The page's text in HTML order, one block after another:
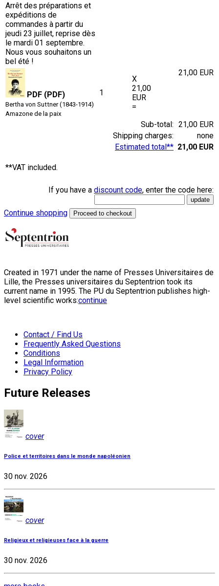
Arrêt des préparations et
expéditions de
commandes à partir du
jeudi 23 juillet, reprise dès
le mardi 01 septembre.
Nous vous souhaitons un
bel été !
PDF (PDF)
Bertha von Suttner (1843-1914)
Amazone de la paix
1
X
21,00
EUR
=
21,00 EUR
Sub-total: 21,00 EUR
Shipping charges:
none
Estimated total** 21,00 EUR
**VAT included.
If you have a discount code, enter the code here:
Continue shopping Proceed to checkout
Created in 1971 under the name of Presses Universitaires de
Lille, the Presses universitaires du Septentrion took its
current name in 1995. The PU du Septentrion publishes high-
level scientific works:continue
Contact / Find Us
Frequently Asked Questions
Conditions
Legal Information
Privacy Policy
Future Releases
cover
Police et territoires dans le monde napoléonien
30 nov. 2026
cover
Religieux et religieuses face à la guerre
30 nov. 2026